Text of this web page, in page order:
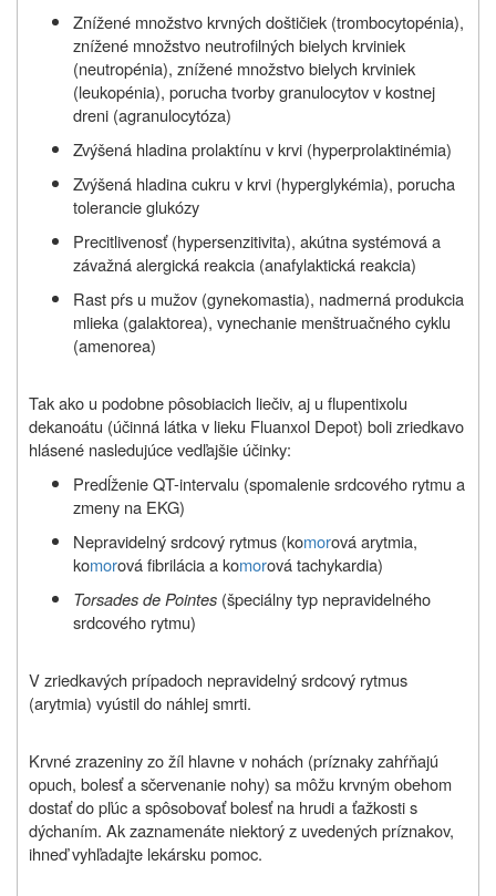
Znížené množstvo krvných doštičiek (trombocytopénia),
znížené množstvo neutrofilných bielych krviniek
(neutropénia), znížené množstvo bielych krviniek
(leukopénia), porucha tvorby granulocytov v kostnej
dreni (agranulocytóza)
Zvýšená hladina prolaktínu v krvi (hyperprolaktinémia)
Zvýšená hladina cukru v krvi (hyperglykémia), porucha
tolerancie glukózy
Precitlivenosť (hypersenzitivita), akútna systémová a
závažná alergická reakcia (anafylaktická reakcia)
Rast pŕs u mužov (gynekomastia), nadmerná produkcia
mlieka (galaktorea), vynechanie menštruačného cyklu
(amenorea)
Tak ako u podobne pôsobiacich liečiv, aj u flupentixolu
dekanoátu (účinná látka v lieku Fluanxol Depot) boli zriedkavo
hlásené nasledujúce vedľajšie účinky:
Predĺženie QT-intervalu (spomalenie srdcového rytmu a
zmeny na EKG)
Nepravidelný srdcový rytmus (komorová arytmia,
komorová fibrilácia a komorová tachykardia)
Torsades de Pointes (špeciálny typ nepravidelného
srdcového rytmu)
V zriedkavých prípadoch nepravidelný srdcový rytmus
(arytmia) vyústil do náhlej smrti.
Krvné zrazeniny zo žíl hlavne v nohách (príznaky zahŕňajú
opuch, bolesť a sčervenanie nohy) sa môžu krvným obehom
dostať do pľúc a spôsobovať bolesť na hrudi a ťažkosti s
dýchaním. Ak zaznamenáte niektorý z uvedených príznakov,
ihneď vyhľadajte lekársku pomoc.